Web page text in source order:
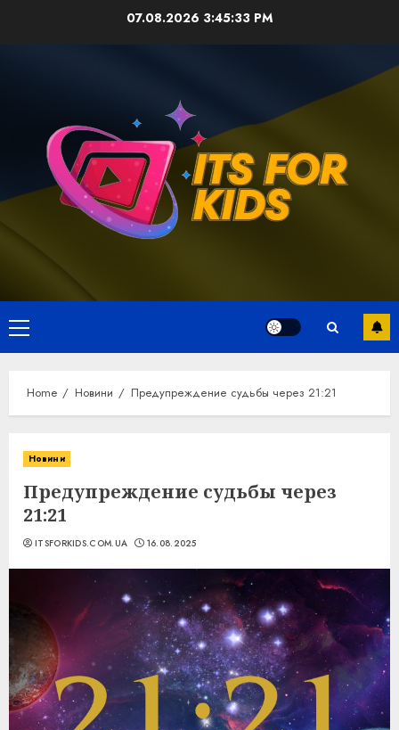
07.08.2026 3:45:33 PM
Primary
Menu
Home Новини Предупреждение судьбы через 21:21
Новини
Предупреждение судьбы через
21:21
ITSFORKIDS.COM.UA 16.08.2025